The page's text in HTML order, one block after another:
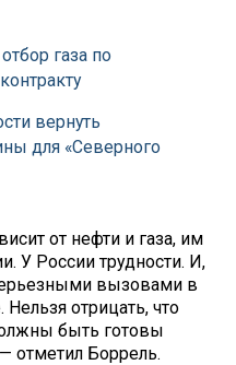
газа по
вернуть
для «Северного
от нефти и газа, им
У России трудности. И,
вызовами в
отрицать, что
быть готовы
отметил Боррель.